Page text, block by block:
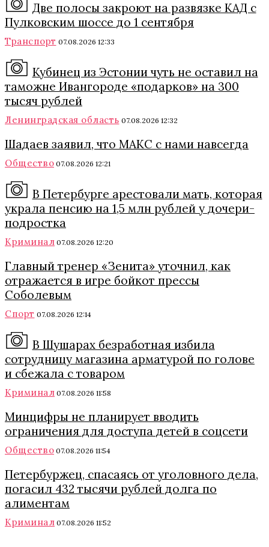
Две полосы закроют на развязке КАД с
Пулковским шоссе до 1 сентября
Транспорт 07.08.2026 12:33
Кубинец из Эстонии чуть не оставил на
таможне Ивангороде «подарков» на 300
тысяч рублей
Ленинградская область 07.08.2026 12:32
Шадаев заявил, что МАКС с нами навсегда
Общество 07.08.2026 12:21
В Петербурге арестовали мать, которая
украла пенсию на 1,5 млн рублей у дочери-
подростка
Криминал 07.08.2026 12:20
Главный тренер «Зенита» уточнил, как
отражается в игре бойкот прессы
Соболевым
Спорт 07.08.2026 12:14
В Шушарах безработная избила
сотрудницу магазина арматурой по голове
и сбежала с товаром
Криминал 07.08.2026 11:58
Минцифры не планирует вводить
ограничения для доступа детей в соцсети
Общество 07.08.2026 11:54
Петербуржец, спасаясь от уголовного дела,
погасил 432 тысячи рублей долга по
алиментам
Криминал 07.08.2026 11:52